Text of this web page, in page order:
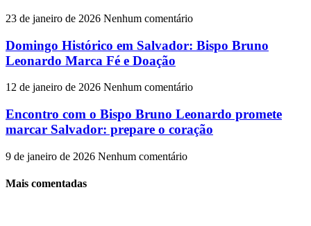
23 de janeiro de 2026 Nenhum comentário
Domingo Histórico em Salvador: Bispo Bruno
Leonardo Marca Fé e Doação
12 de janeiro de 2026 Nenhum comentário
Encontro com o Bispo Bruno Leonardo promete
marcar Salvador: prepare o coração
9 de janeiro de 2026 Nenhum comentário
Mais comentadas